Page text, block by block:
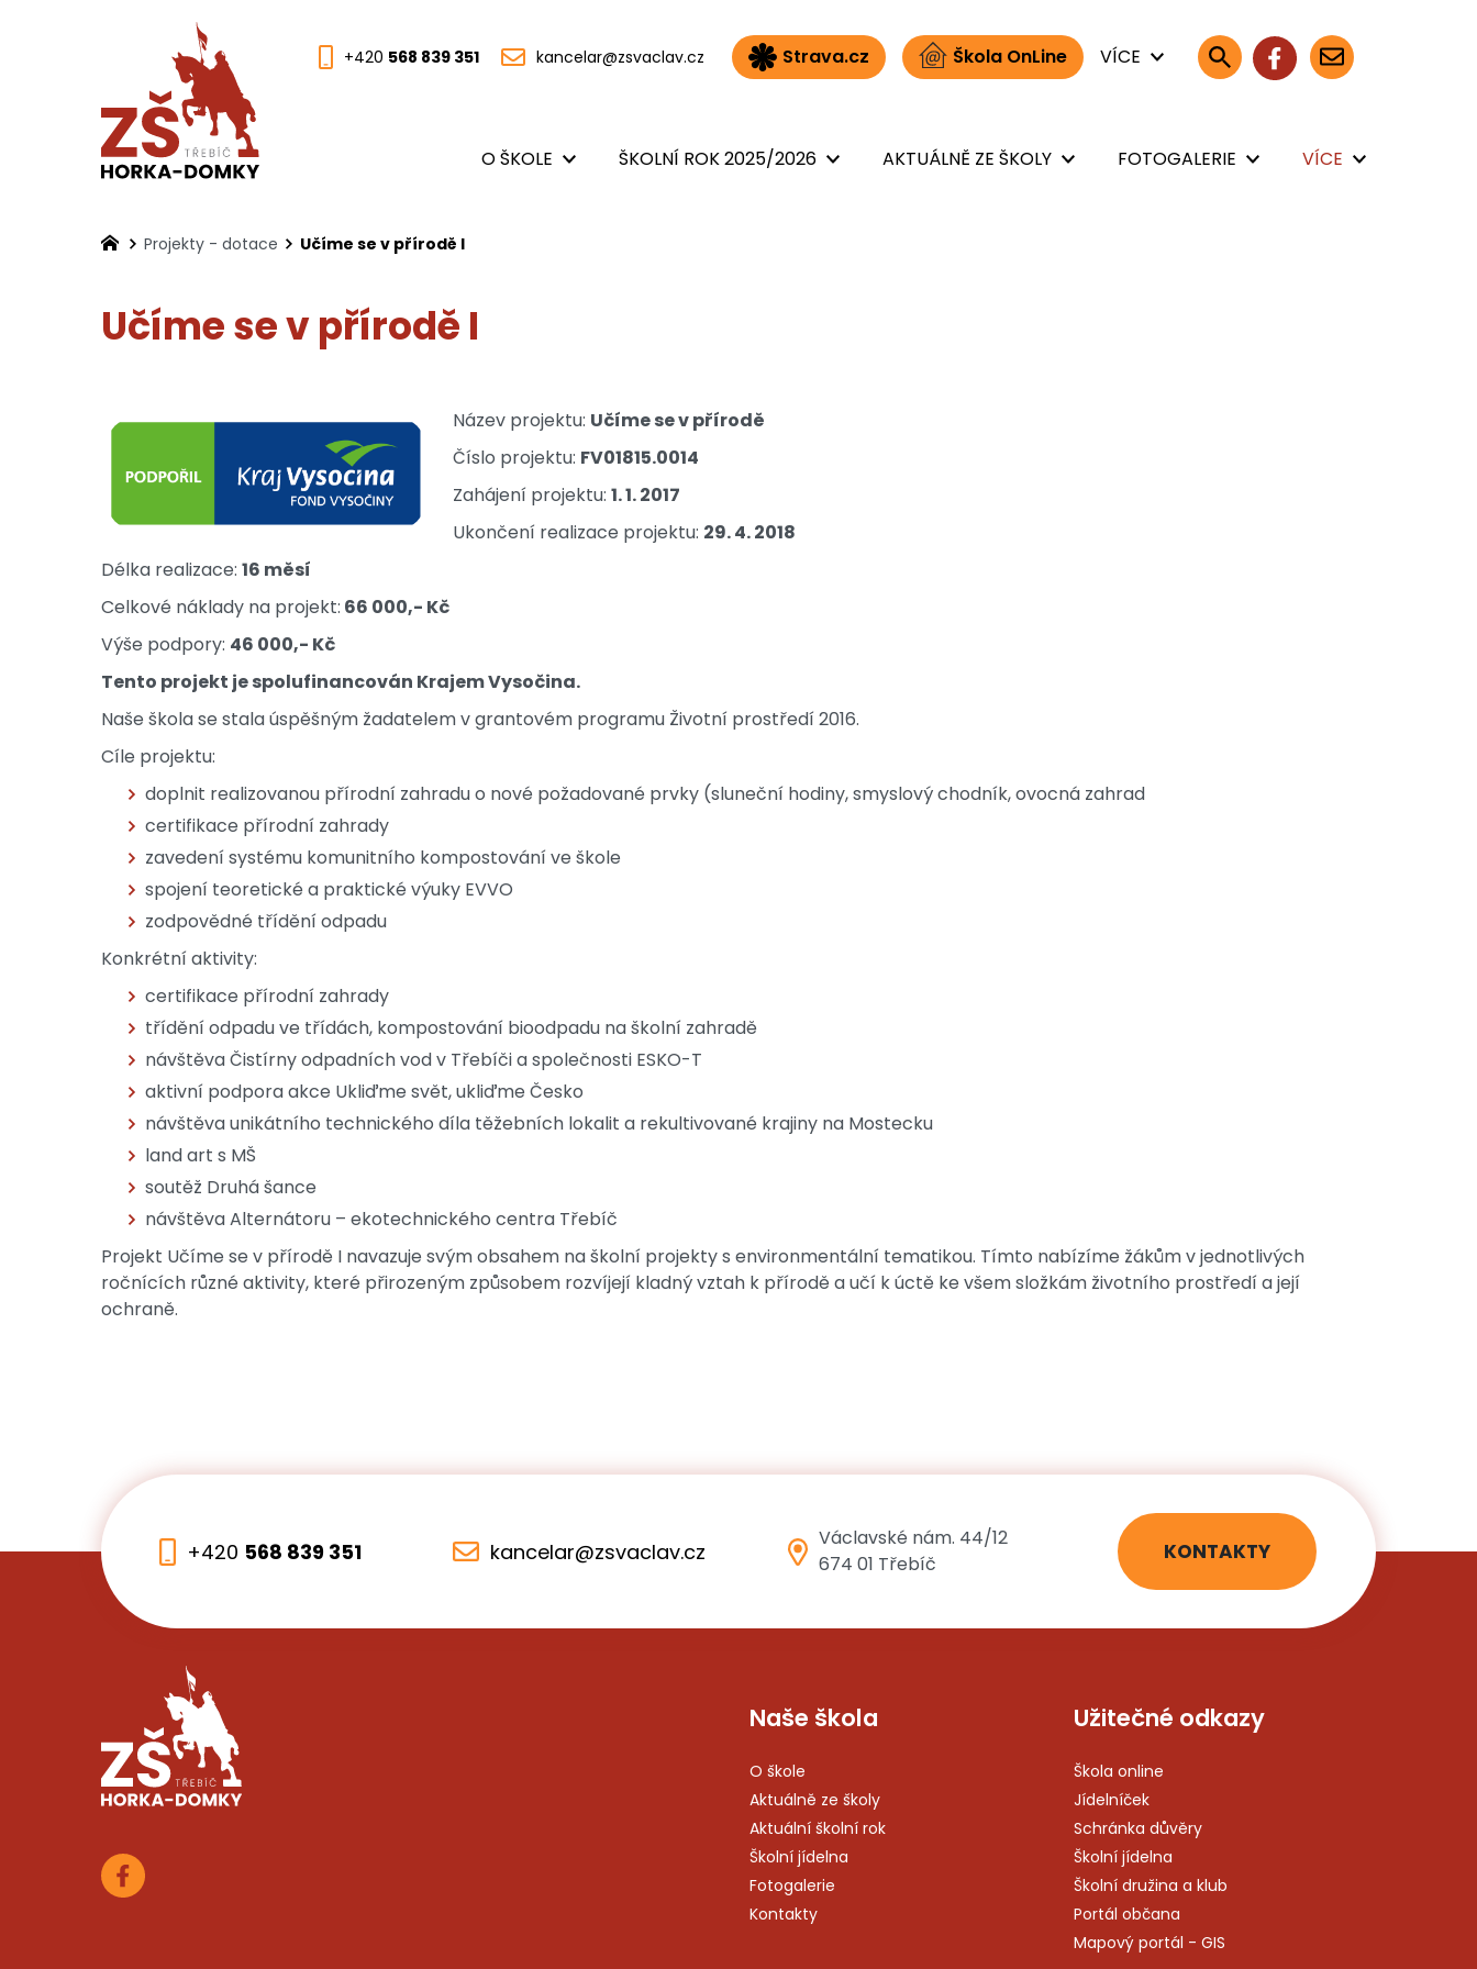
+420 568 839 351 kancelar@zsvaclav.cz Strava.cz Škola OnLine VÍCE
O ŠKOLE ŠKOLNÍ ROK 2025/2026 AKTUÁLNĚ ZE ŠKOLY FOTOGALERIE VÍCE
Projekty - dotace Učíme se v přírodě I
Učíme se v přírodě I
Název projektu: Učíme se v přírodě
Číslo projektu: FV01815.0014
Zahájení projektu: 1. 1. 2017
Ukončení realizace projektu: 29. 4. 2018
Délka realizace: 16 měsí
Celkové náklady na projekt: 66 000,- Kč
Výše podpory: 46 000,- Kč
Tento projekt je spolufinancován Krajem Vysočina.
Naše škola se stala úspěšným žadatelem v grantovém programu Životní prostředí 2016.
Cíle projektu:
doplnit realizovanou přírodní zahradu o nové požadované prvky (sluneční hodiny, smyslový chodník, ovocná zahrad
certifikace přírodní zahrady
zavedení systému komunitního kompostování ve škole
spojení teoretické a praktické výuky EVVO
zodpovědné třídění odpadu
Konkrétní aktivity:
certifikace přírodní zahrady
třídění odpadu ve třídách, kompostování bioodpadu na školní zahradě
návštěva Čistírny odpadních vod v Třebíči a společnosti ESKO-T
aktivní podpora akce Ukliďme svět, ukliďme Česko
návštěva unikátního technického díla těžebních lokalit a rekultivované krajiny na Mostecku
land art s MŠ
soutěž Druhá šance
návštěva Alternátoru – ekotechnického centra Třebíč
Projekt Učíme se v přírodě I navazuje svým obsahem na školní projekty s environmentální tematikou. Tímto nabízíme žákům v jednotlivých
ročnících různé aktivity, které přirozeným způsobem rozvíjejí kladný vztah k přírodě a učí k úctě ke všem složkám životního prostředí a její
ochraně.
+420 568 839 351 kancelar@zsvaclav.cz
Václavské nám. 44/12
674 01 Třebíč
KONTAKTY
Naše škola
O škole
Aktuálně ze školy
Aktuální školní rok
Školní jídelna
Fotogalerie
Kontakty
Užitečné odkazy
Škola online
Jídelníček
Schránka důvěry
Školní jídelna
Školní družina a klub
Portál občana
Mapový portál - GIS